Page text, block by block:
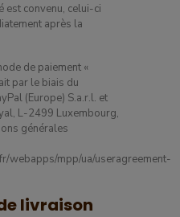
est convenu, celui-ci
après la
de paiement «
par le biais du
(Europe) S.a.r.l. et
L-2499 Luxembourg,
générales
webapps/mpp/ua/useragreement-
livraison